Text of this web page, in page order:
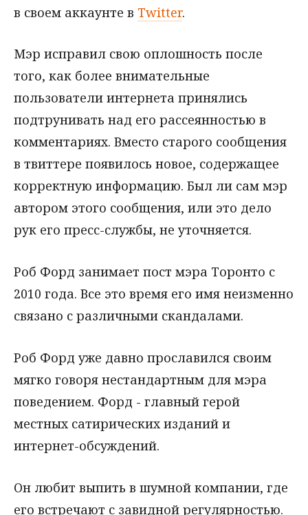
в своем аккаунте в Twitter.
Мэр исправил свою оплошность после
того, как более внимательные
пользователи интернета принялись
подтрунивать над его рассеянностью в
комментариях. Вместо старого сообщения
в твиттере появилось новое, содержащее
корректную информацию. Был ли сам мэр
автором этого сообщения, или это дело
рук его пресс-службы, не уточняется.
Роб Форд занимает пост мэра Торонто с
2010 года. Все это время его имя неизменно
связано с различными скандалами.
Роб Форд уже давно прославился своим
мягко говоря нестандартным для мэра
поведением. Форд - главный герой
местных сатирических изданий и
интернет-обсуждений.
Он любит выпить в шумной компании, где
его встречают с завидной регулярностью.